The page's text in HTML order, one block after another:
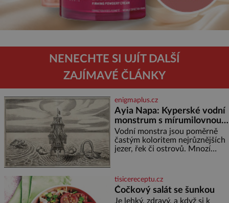
NENECHTE SI UJÍT DALŠÍ
ZAJÍMAVÉ ČLÁNKY
enigmaplus.cz
Ayia Napa: Kyperské vodní
monstrum s mírumilovnou
povahou
Vodní monstra jsou poměrně
častým koloritem nejrůznějších
jezer, řek či ostrovů. Mnozí
přitáhnout k němu pozornost
záhadám nakloněných turi
tisicereceptu.cz
Čočkový salát se šunkou
Je lehký, zdravý, a když si k